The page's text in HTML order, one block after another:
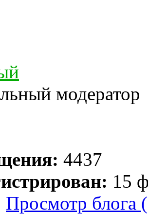
модератор
4437
15
Просмотр блога